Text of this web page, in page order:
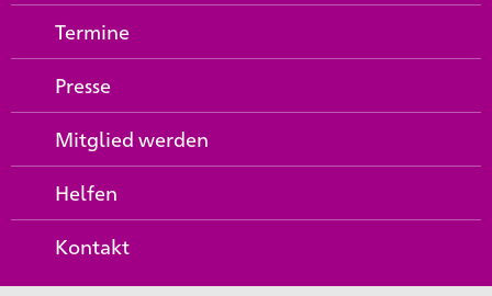
Termine
Presse
Mitglied werden
Helfen
Kontakt